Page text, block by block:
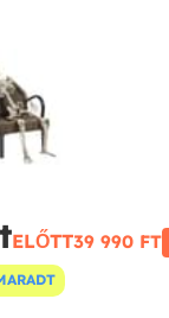
ELŐTT39 990 FT‎